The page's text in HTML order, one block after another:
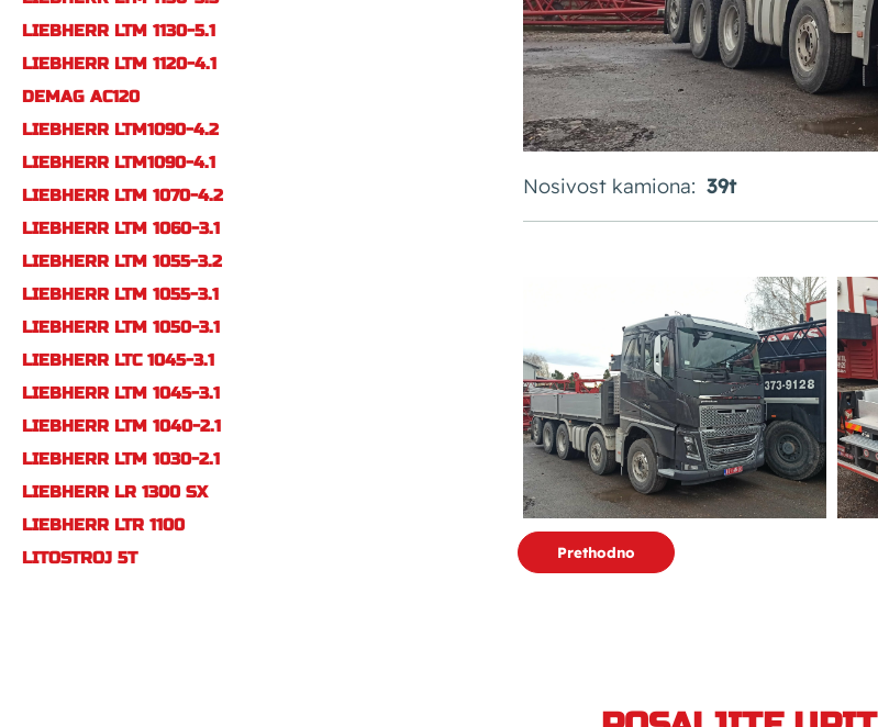
LIEBHERR LTM 1130-5.1
LIEBHERR LTM 1120-4.1
DEMAG AC120
LIEBHERR LTM1090-4.2
LIEBHERR LTM1090-4.1
LIEBHERR LTM 1070-4.2
LIEBHERR LTM 1060-3.1
LIEBHERR LTM 1055-3.2
LIEBHERR LTM 1055-3.1
LIEBHERR LTM 1050-3.1
LIEBHERR LTC 1045-3.1
LIEBHERR LTM 1045-3.1
LIEBHERR LTM 1040-2.1
LIEBHERR LTM 1030-2.1
LIEBHERR LR 1300 SX
DERRICK
LIEBHERR LTR 1100
LITOSTROJ 5T
Nosivost kamiona: 39t
Prethodno